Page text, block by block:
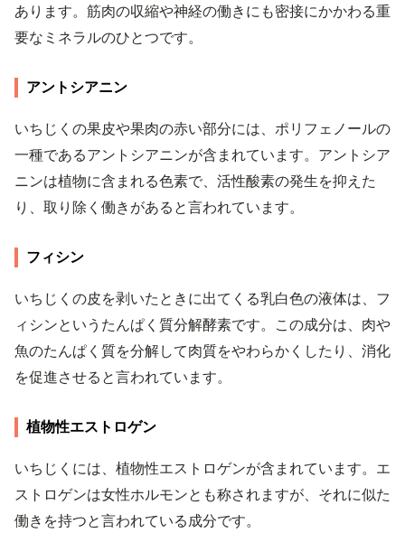
あります。筋肉の収縮や神経の働きにも密接にかかわる重
要なミネラルのひとつです。
アントシアニン
いちじくの果皮や果肉の赤い部分には、ポリフェノールの
一種であるアントシアニンが含まれています。アントシア
ニンは植物に含まれる色素で、活性酸素の発生を抑えた
り、取り除く働きがあると言われています。
フィシン
いちじくの皮を剥いたときに出てくる乳白色の液体は、フ
ィシンというたんぱく質分解酵素です。この成分は、肉や
魚のたんぱく質を分解して肉質をやわらかくしたり、消化
を促進させると言われています。
植物性エストロゲン
いちじくには、植物性エストロゲンが含まれています。エ
ストロゲンは女性ホルモンとも称されますが、それに似た
働きを持つと言われている成分です。